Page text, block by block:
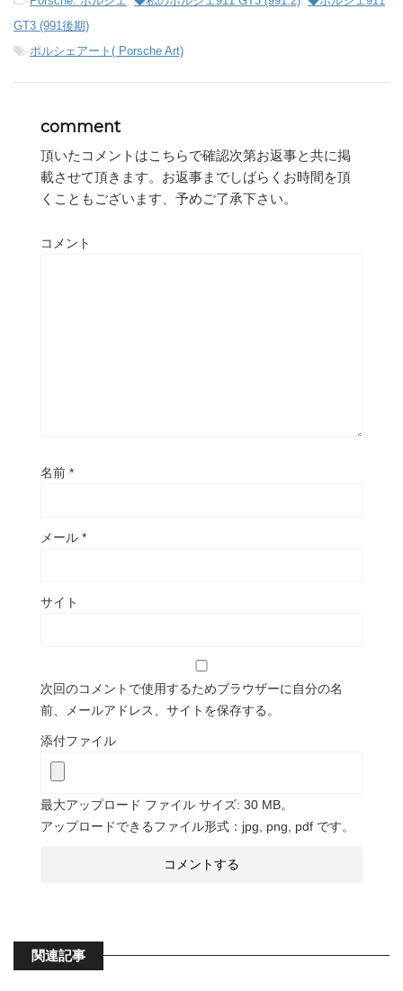
GT3 (991後期)
-ポルシェアート( Porsche Art)
comment
頂いたコメントはこちらで確認次第お返事と共に掲
載させて頂きます。お返事までしばらくお時間を頂
くこともございます、予めご了承下さい。
コメント
名前 *
メール *
サイト
次回のコメントで使用するためブラウザーに自分の名
前、メールアドレス、サイトを保存する。
添付ファイル
最大アップロード ファイル サイズ: 30 MB。
アップロードできるファイル形式：jpg, png, pdf です。
関連記事